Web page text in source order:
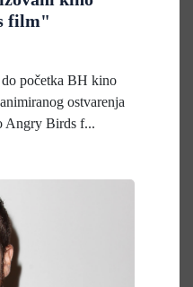
film"
do početka BH kino
ostvarenja
Angry Birds f...